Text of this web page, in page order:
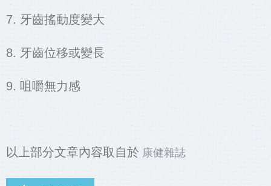
7. 牙齒搖動度變大
8. 牙齒位移或變長
9. 咀嚼無力感
以上部分文章內容取自於 康健雜誌